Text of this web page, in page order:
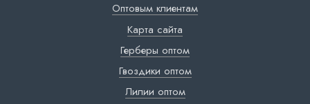
Оптовым клиентам
Карта сайта
Герберы оптом
Гвоздики оптом
Лилии оптом